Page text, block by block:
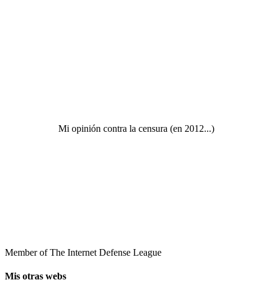
Mi opinión contra la censura (en 2012...)
Member of The Internet Defense League
Mis otras webs